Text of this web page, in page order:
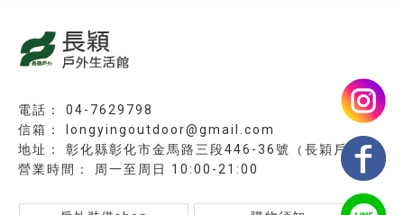
04-7629798
longyingoutdoor@gmail.com
彰化縣彰化市金馬路三段446-36號（長穎戶外）
周一至周日 10:00-21:00